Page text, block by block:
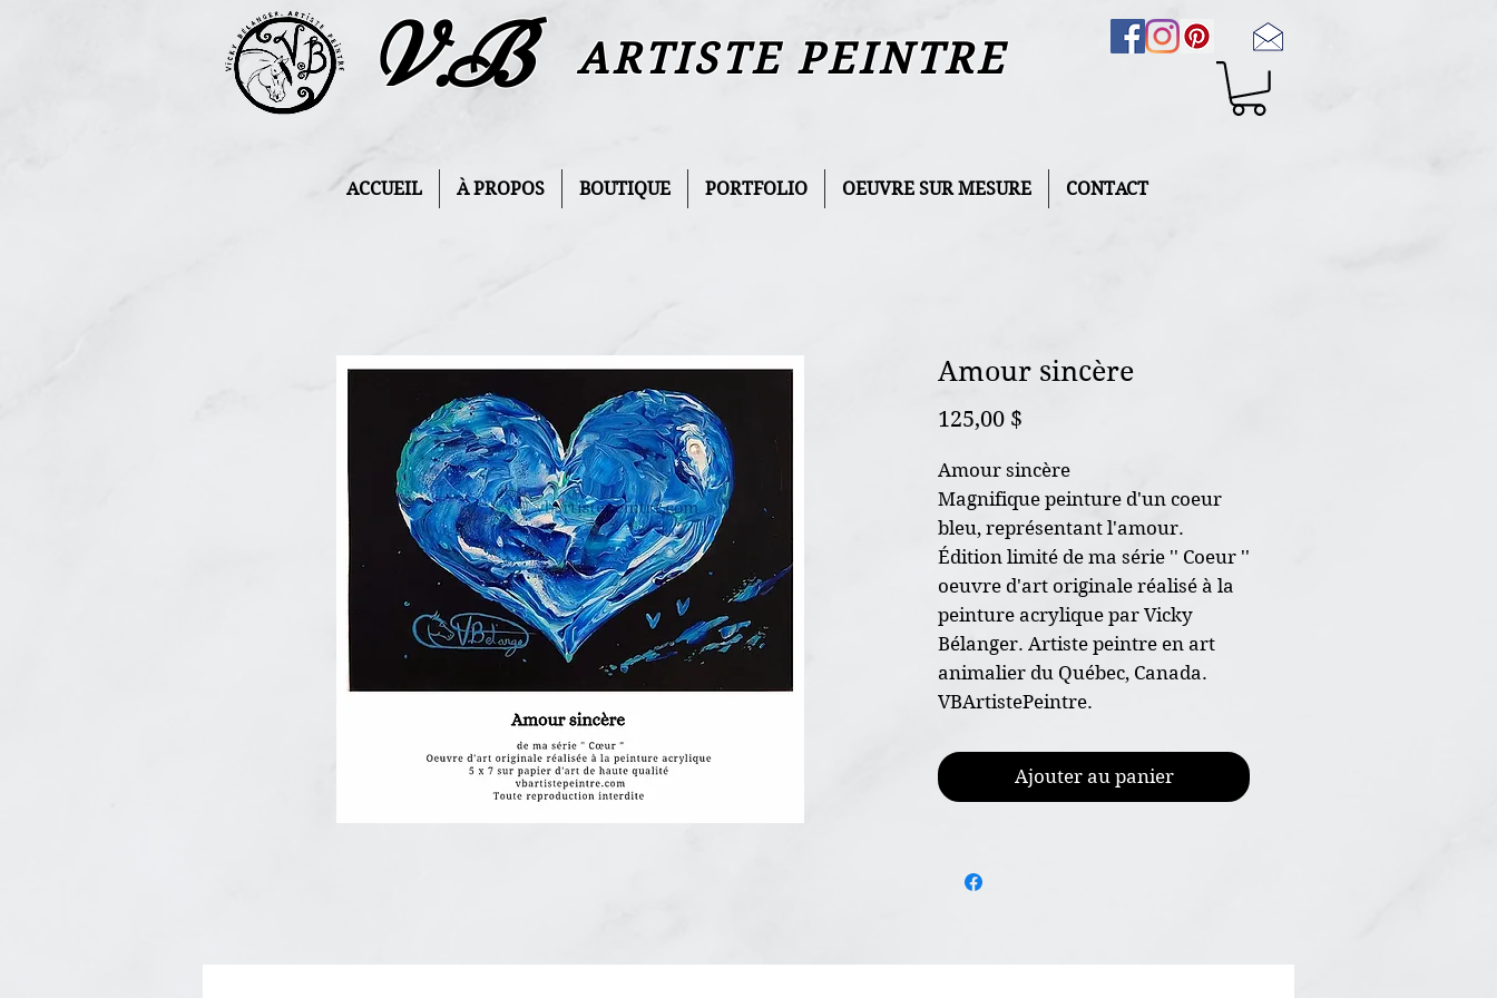
V.B ARTISTE PEINTRE
ACCUEIL À PROPOS BOUTIQUE PORTFOLIO OEUVRE SUR MESURE CONTACT
Amour sincère
125,00 $
Amour sincère
Magnifique peinture d'un coeur
bleu, représentant l'amour.
Édition limité de ma série '' Coeur ''
oeuvre d'art originale réalisé à la
peinture acrylique par Vicky
Bélanger. Artiste peintre en art
animalier du Québec, Canada.
VBArtistePeintre.
* Oeuvre originale peint à la main
* Dimension 5"x7"
* Peinture acrylique et vernis
Ajouter au panier